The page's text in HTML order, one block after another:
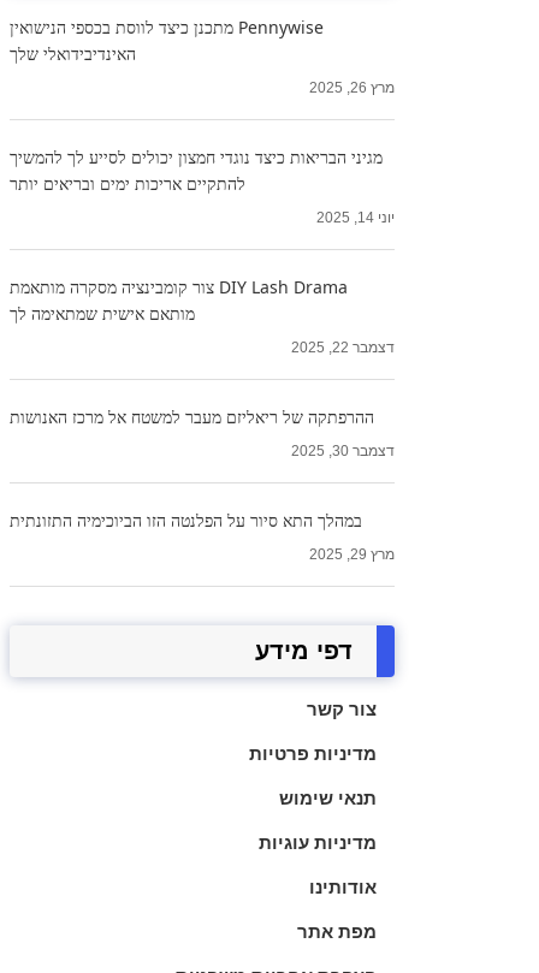
Pennywise מתכנן כיצד לווסת בכספי הנישואין
האינדיבידואלי שלך
מרץ 26, 2025
מגיני הבריאות כיצד נוגדי חמצון יכולים לסייע לך להמשיך
להתקיים אריכות ימים ובריאים יותר
יוני 14, 2025
DIY Lash Drama צור קומבינציה מסקרה מותאמת
מותאם אישית שמתאימה לך
דצמבר 22, 2025
ההרפתקה של ריאליזם מעבר למשטח אל מרכז האנושות
דצמבר 30, 2025
במהלך התא סיור על הפלנטה הזו הביוכימיה התזונתית
מרץ 29, 2025
דפי מידע
צור קשר
מדיניות פרטיות
תנאי שימוש
מדיניות עוגיות
אודותינו
מפת אתר